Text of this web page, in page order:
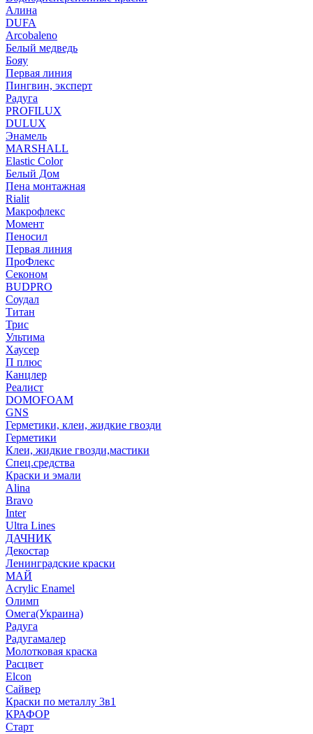
Алина
DUFA
Arcobaleno
Белый медведь
Бояу
Первая линия
Пингвин, эксперт
Радуга
PROFILUX
DULUX
Энамель
MARSHALL
Elastic Color
Белый Дом
Пена монтажная
Rialit
Макрофлекс
Момент
Пеносил
Первая линия
ПроФлекс
Секоном
BUDPRO
Соудал
Титан
Трис
Ультима
Хаусер
П плюс
Канцлер
Реалист
DOMOFOAM
GNS
Герметики, клеи, жидкие гвозди
Герметики
Клеи, жидкие гвозди,мастики
Спец.средства
Краски и эмали
Alina
Bravo
Inter
Ultra Lines
ДАЧНИК
Декостар
Ленинградские краски
МАЙ
Acrylic Enamel
Олимп
Омега(Украина)
Радуга
Радугамалер
Молотковая краска
Расцвет
Elcon
Сайвер
Краски по металлу 3в1
КРАФОР
Старт